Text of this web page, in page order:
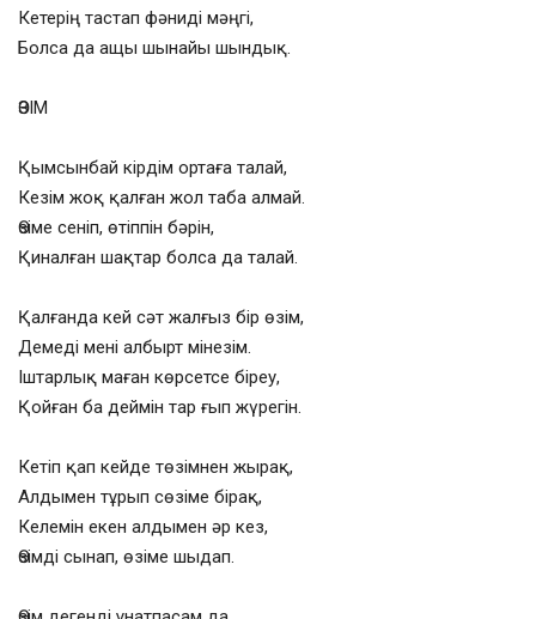
Кетерің тастап фәниді мәңгі,
Болса да ащы шынайы шындық.
ӨЗІМ
Қымсынбай кірдім ортаға талай,
Кезім жоқ қалған жол таба алмай.
Өзіме сеніп, өтіппін бәрін,
Қиналған шақтар болса да талай.
Қалғанда кей сәт жалғыз бір өзім,
Демеді мені албырт мінезім.
Іштарлық маған көрсетсе біреу,
Қойған ба деймін тар ғып жүрегін.
Кетіп қап кейде төзімнен жырақ,
Алдымен тұрып сөзіме бірақ,
Келемін екен алдымен әр кез,
Өзімді сынап, өзіме шыдап.